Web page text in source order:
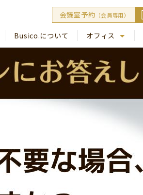
会議室予約 （会員専用）
Busico.について
オフィス
Busico. 梅田